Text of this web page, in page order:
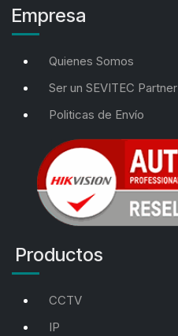
Empresa
Quienes Somos
Ser un SEVITEC Partner
Politicas de Envío
Productos
CCTV
IP